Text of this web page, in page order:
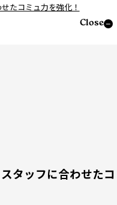
Close
たコミュ力を強化！
タッフに合わせたコ